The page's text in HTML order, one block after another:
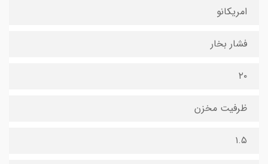
امریکانو
فشار بخار
۲۰
ظرفیت مخزن
۱.۵